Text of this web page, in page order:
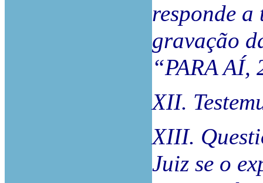
responde a
gravação
“PARA AÍ,
XII.
XIII.
Juiz se o